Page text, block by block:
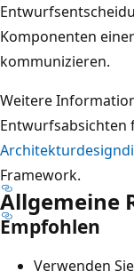
Komponenten
kommunizieren.
Weitere
Entwurfsabsichten
Framework.
Allgemeine
Empfohlen
Verwenden